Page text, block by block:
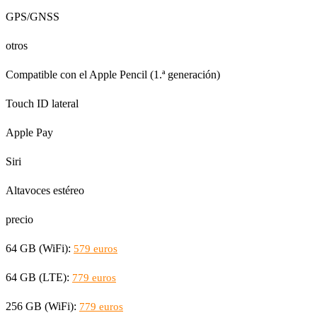
GPS/GNSS
otros
Compatible con el Apple Pencil (1.ª generación)
Touch ID lateral
Apple Pay
Siri
Altavoces estéreo
precio
64 GB (WiFi): 579 euros
64 GB (LTE): 779 euros
256 GB (WiFi): 779 euros